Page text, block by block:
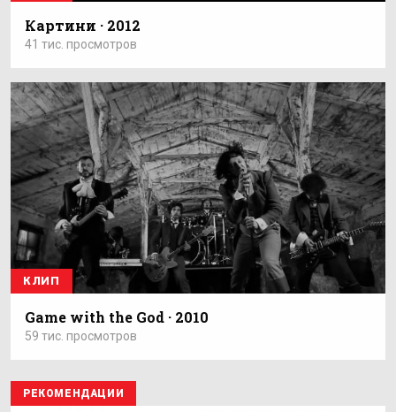
Картини · 2012
41 тис. просмотров
КЛИП
Game with the God · 2010
59 тис. просмотров
РЕКОМЕНДАЦИИ